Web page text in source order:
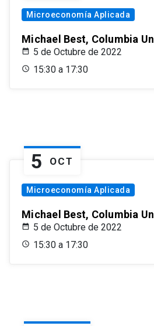
Microeconomía Aplicada
Michael Best, Columbia
5 de Octubre de 2022
15:30 a 17:30
5 OCT
Microeconomía Aplicada
Michael Best, Columbia
5 de Octubre de 2022
15:30 a 17:30